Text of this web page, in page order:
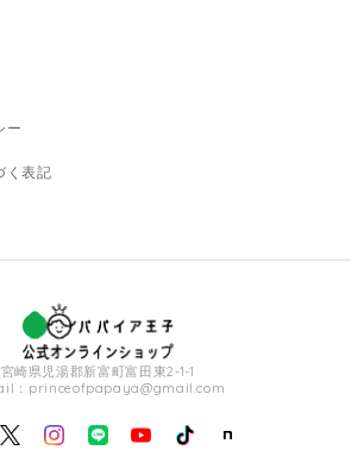
ー
く表記
宮崎県児湯郡新富町富田東2-1-1
： princeofpapaya@gmail.com